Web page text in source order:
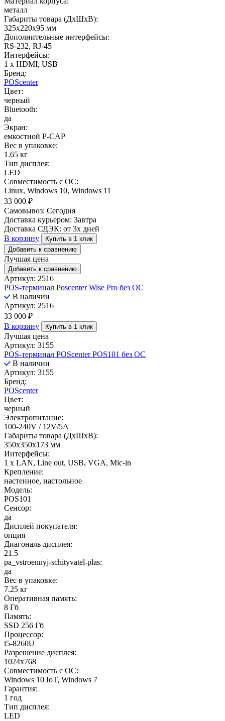
металл
Габариты товара (ДxШxВ):
325х220х95 мм
Дополнительные интерфейсы:
RS-232, RJ-45
Интерфейсы:
1 x HDMI, USB
Бренд:
POScenter
Цвет:
черный
Bluetooth:
да
Экран:
емкостной P-CAP
Вес в упаковке:
1.65 кг
Тип дисплея:
LED
Совместимость с ОС:
Linux, Windows 10, Windows 11
33 000 ₽
Самовывоз: Сегодня
Доставка курьером: Завтра
Доставка СДЭК: от 3х дней
В корзину
Купить в 1 клик
Добавить к сравнению
Лучшая цена
Добавить к сравнению
Артикул: 2516
POS-терминал Poscenter Wise Pro без ОС
В наличии
Артикул: 2516
33 000 ₽
В корзину
Купить в 1 клик
Лучшая цена
Артикул: 3155
POS-терминал POScenter POS101 без ОС
В наличии
Артикул: 3155
Бренд:
POScenter
Цвет:
черный
Электропитание:
100-240V / 12V/5A
Габариты товара (ДxШxВ):
350х350х173 мм
Интерфейсы:
1 x LAN, Line out, USB, VGA, Mic-in
Крепление:
настенное, настольное
Модель:
POS101
Сенсор:
да
Дисплей покупателя:
опция
Диагональ дисплея:
21.5
pa_vstroennyj-schityvatel-plas:
да
Вес в упаковке:
7.25 кг
Оперативная память:
8 Гб
Память:
SSD 256 Гб
Процессор:
i5-8260U
Разрешение дисплея:
1024x768
Совместимость с ОС:
Windows 10 IoT, Windows 7
Гарантия:
1 год
Тип дисплея:
LED